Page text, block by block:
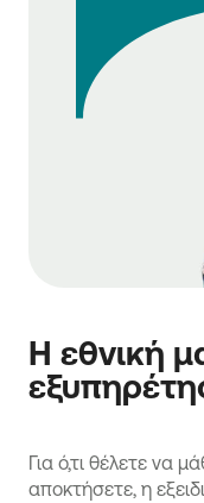
Η εθνική
Για ό,τι θέλετε να
αποκτήσετε, η